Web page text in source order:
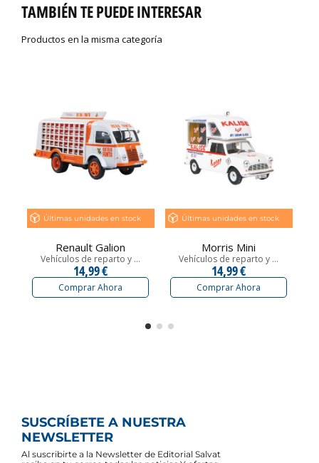
TAMBIÉN TE PUEDE INTERESAR
Productos en la misma categoría
Últimas unidades en stock
Renault Galion
Vehículos de reparto y ...
14,99 €
Comprar Ahora
Últimas unidades en stock
Morris Mini
Vehículos de reparto y ...
14,99 €
Comprar Ahora
SUSCRÍBETE A NUESTRA
NEWSLETTER
Al suscribirte a la Newsletter de Editorial Salvat